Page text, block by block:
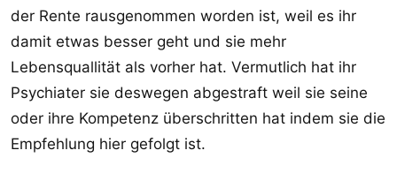
der Rente rausgenommen worden ist, weil es ihr
damit etwas besser geht und sie mehr
Lebensquallität als vorher hat. Vermutlich hat ihr
Psychiater sie deswegen abgestraft weil sie seine
oder ihre Kompetenz überschritten hat indem sie die
Empfehlung hier gefolgt ist.